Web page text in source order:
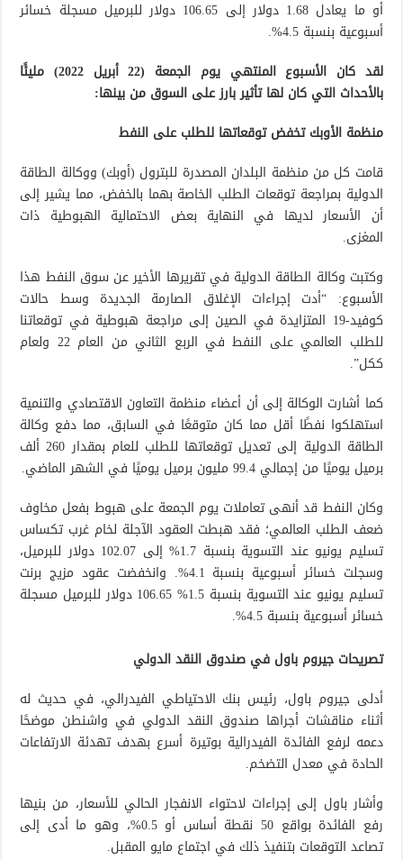
أو ما يعادل 1.68 دولار إلى 106.65 دولار للبرميل مسجلة خسائر
أسبوعية بنسبة 4.5%.
لقد كان الأسبوع المنتهي يوم الجمعة (22 أبريل 2022) مليئًا
بالأحداث التي كان لها تأثير بارز على السوق من بينها:
منظمة الأوبك تخفض توقعاتها للطلب على النفط
قامت كل من منظمة البلدان المصدرة للبترول (أوبك) ووكالة الطاقة
الدولية بمراجعة توقعات الطلب الخاصة بهما بالخفض، مما يشير إلى
أن الأسعار لديها في النهاية بعض الاحتمالية الهبوطية ذات
المغزى.
وكتبت وكالة الطاقة الدولية في تقريرها الأخير عن سوق النفط هذا
الأسبوع: “أدت إجراءات الإغلاق الصارمة الجديدة وسط حالات
كوفيد-19 المتزايدة في الصين إلى مراجعة هبوطية في توقعاتنا
للطلب العالمي على النفط في الربع الثاني من العام 22 ولعام
ككل”.
كما أشارت الوكالة إلى أن أعضاء منظمة التعاون الاقتصادي والتنمية
استهلكوا نفطًا أقل مما كان متوقعًا في السابق، مما دفع وكالة
الطاقة الدولية إلى تعديل توقعاتها للطلب للعام بمقدار 260 ألف
برميل يوميًا من إجمالي 99.4 مليون برميل يوميًا في الشهر الماضي.
وكان النفط قد أنهى تعاملات يوم الجمعة على هبوط بفعل مخاوف
ضعف الطلب العالمي؛ فقد هبطت العقود الآجلة لخام غرب تكساس
تسليم يونيو عند التسوية بنسبة 1.7% إلى 102.07 دولار للبرميل،
وسجلت خسائر أسبوعية بنسبة 4.1%. وانخفضت عقود مزيج برنت
تسليم يونيو عند التسوية بنسبة 1.5% 106.65 دولار للبرميل مسجلة
خسائر أسبوعية بنسبة 4.5%.
تصريحات جيروم باول في صندوق النقد الدولي
أدلى جيروم باول، رئيس بنك الاحتياطي الفيدرالي، في حديث له
أثناء مناقشات أجراها صندوق النقد الدولي في واشنطن موضحًا
دعمه لرفع الفائدة الفيدرالية بوتيرة أسرع بهدف تهدئة الارتفاعات
الحادة في معدل التضخم.
وأشار باول إلى إجراءات لاحتواء الانفجار الحالي للأسعار، من بنيها
رفع الفائدة بواقع 50 نقطة أساس أو 0.5%، وهو ما أدى إلى
تصاعد التوقعات بتنفيذ ذلك في اجتماع مايو المقبل.